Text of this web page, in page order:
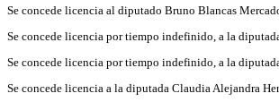
Se concede licencia al diputado Bruno Blancas
Se concede licencia por tiempo indefinido, a la
Se concede licencia por tiempo indefinido, a la
Se concede licencia a la diputada Claudia Alejandra